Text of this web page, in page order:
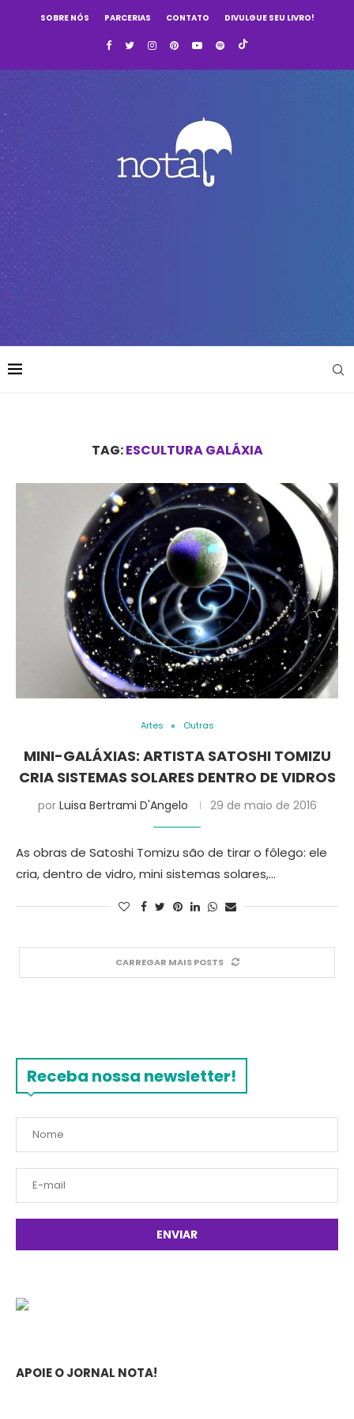
SOBRE NÓS PARCERIAS CONTATO DIVULGUE SEU LIVRO!
TAG:ESCULTURA GALÁXIA
Artes Outras
MINI-GALÁXIAS: ARTISTA SATOSHI TOMIZU
CRIA SISTEMAS SOLARES DENTRO DE VIDROS
por Luisa Bertrami D'Angelo 29 de maio de 2016
As obras de Satoshi Tomizu são de tirar o fôlego: ele
cria, dentro de vidro, mini sistemas solares,…
CARREGAR MAIS POSTS
Receba nossa newsletter!
APOIE O JORNAL NOTA!